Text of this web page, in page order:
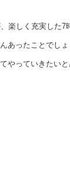
楽しく充実した7
あったことでしょ
やっていきたいと